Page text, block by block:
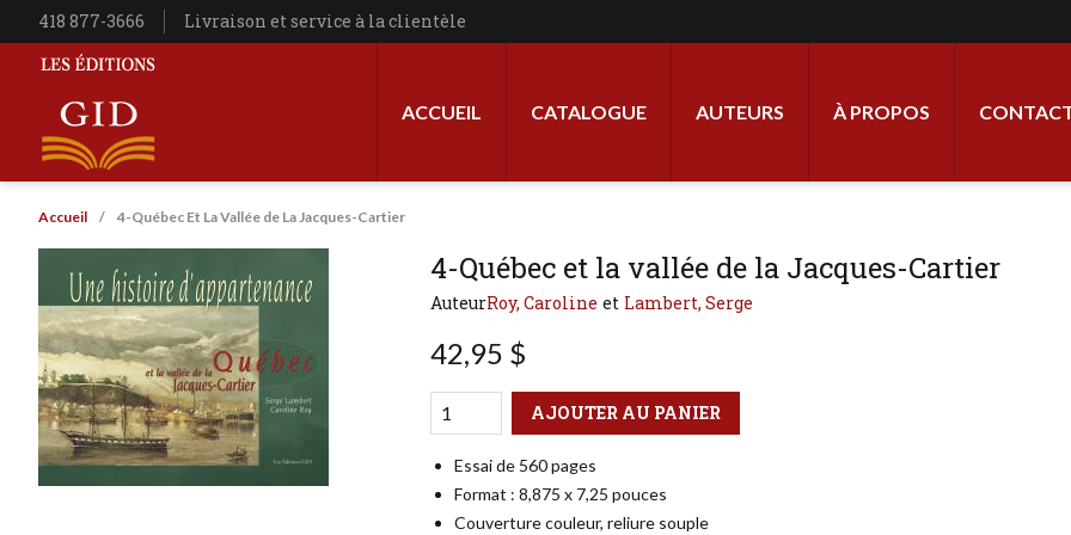
Aller au contenu principal
Téléphone
418 877-3666 Livraison et service à la clientèle
ACCUEIL CATALOGUE AUTEURS À PROPOS
Fil d'Ariane
Accueil 4-Québec Et La Vallée de La Jacques-Cartier
4-Québec et la vallée de la Jacques-Cartier
AuteurRoy, Caroline Lambert, Serge
42,95 $
Qté
Format AJOUTER AU PANIER
Essai de 560 pages
Format : 8,875 x 7,25 pouces
Couverture couleur, reliure souple